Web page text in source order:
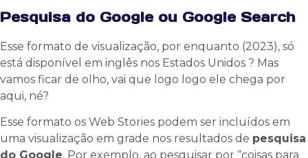
Pesquisa do Google ou Google Search
Esse formato de visualização, por enquanto (2023), só
está disponível em inglês nos Estados Unidos ? Mas
vamos ficar de olho, vai que logo logo ele chega por
aqui, né?
Esse formato os Web Stories podem ser incluídos em
uma visualização em grade nos resultados de pesquisa
do Google. Por exemplo, ao pesquisar por “coisas para